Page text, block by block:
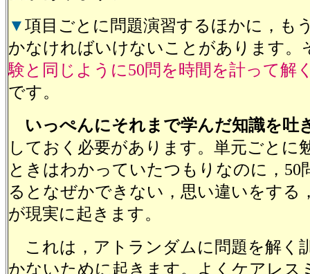
▼項目ごとに問題演習するほかに，も
かなければいけないことがあります。
験と同じように50問を時間を計って解
です。
いっぺんにそれまで学んだ知識を吐
しておく必要があります。単元ごとに
ときはわかっていたつもりなのに，50
るとなぜかできない，思い違いをする
が現実に起きます。
これは，アトランダムに問題を解く
かないために起きます。よくケアレス